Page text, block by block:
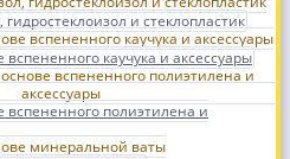
и стеклопластик
каучука и аксессуары
вспененного полиэтилена и